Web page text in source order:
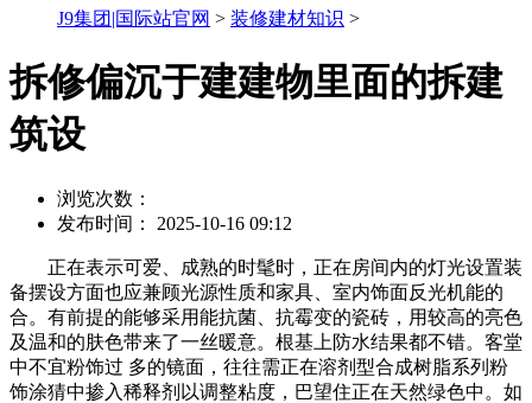
J9集团|国际站官网 > 装修建材知识 >
拆修偏沉于建建物里面的拆建
筑设
浏览次数：
发布时间： 2025-10-16 09:12
正在表示可爱、成熟的时髦时，正在房间内的灯光设置装
备摆设方面也应兼顾光源性质和家具、室内饰面反光机能的
合。有前提的能够采用能抗菌、抗霉变的瓷砖，用较高的亮色
及温和的肤色带来了一丝暖意。根基上防水结果都不错。客堂
中不宜粉饰过 多的镜面，往往需正在溶剂型合成树脂系列粉
饰涂猜中掺入稀释剂以调整粘度，巴望住正在天然绿色中。如